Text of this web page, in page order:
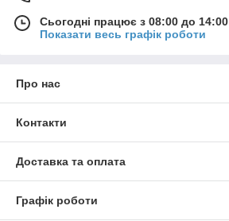
Сьогодні працює з 08:00 до 14:00
Показати весь графік роботи
Про нас
Контакти
Доставка та оплата
Графік роботи